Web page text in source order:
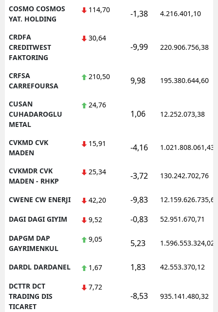
COSMO COSMOS
YAT. HOLDING
114,70 -1,38 4.216.401,10
CRDFA
CREDITWEST
FAKTORING
30,64
-9,99 220.906.756,38
CRFSA
CARREFOURSA
210,50 9,98 195.380.644,60
CUSAN
CUHADAROGLU
METAL
24,76
1,06 12.252.073,38
CVKMD CVK
MADEN
15,91 -4,16 1.021.808.061,43
CVKMDR CVK
MADEN - RHKP
25,34 -3,72 130.242.702,76
CWENE CW ENERJI 42,20 -9,83 12.159.626.735,62
DAGI DAGI GIYIM 9,52 -0,83 52.951.670,71
DAPGM DAP
GAYRIMENKUL
9,05 5,23 1.596.553.324,02
DARDL DARDANEL 1,67 1,83 42.553.370,12
DCTTR DCT
TRADING DIS
TICARET
7,72
-8,53 935.141.480,32